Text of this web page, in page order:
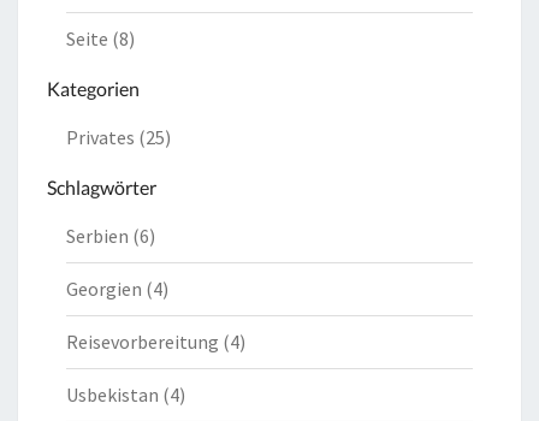
Seite (8)
Kategorien
Privates (25)
Schlagwörter
Serbien (6)
Georgien (4)
Reisevorbereitung (4)
Usbekistan (4)